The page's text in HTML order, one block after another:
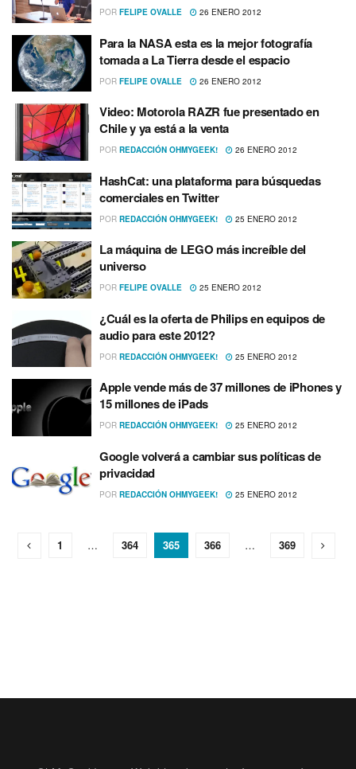
POR FELIPE OVALLE 26 ENERO 2012
Para la NASA esta es la mejor fotografí­a
tomada a La Tierra desde el espacio
POR FELIPE OVALLE 26 ENERO 2012
Video: Motorola RAZR fue presentado en
Chile y ya está a la venta
POR REDACCIÓN OHMYGEEK! 26 ENERO 2012
HashCat: una plataforma para búsquedas
comerciales en Twitter
POR REDACCIÓN OHMYGEEK! 25 ENERO 2012
La máquina de LEGO más increí­ble del
universo
POR FELIPE OVALLE 25 ENERO 2012
¿Cuál es la oferta de Philips en equipos de
audio para este 2012?
POR REDACCIÓN OHMYGEEK! 25 ENERO 2012
Apple vende más de 37 millones de iPhones y
15 millones de iPads
POR REDACCIÓN OHMYGEEK! 25 ENERO 2012
Google volverá a cambiar sus polí­ticas de
privacidad
POR REDACCIÓN OHMYGEEK! 25 ENERO 2012
1 … 364 365 366 … 369